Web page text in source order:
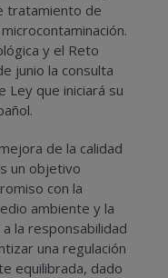
tratamiento de
y el Reto
junio la consulta
Ley que iniciará su
de la calidad
un objetivo
con la
ambiente y la
la responsabilidad
una regulación
equilibrada, dado